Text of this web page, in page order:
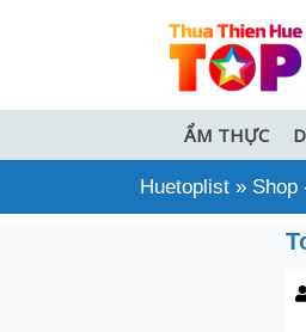
ẨM THỰC
Huetoplist » Shop